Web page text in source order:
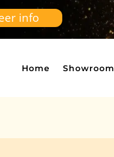
info
Home Showroom